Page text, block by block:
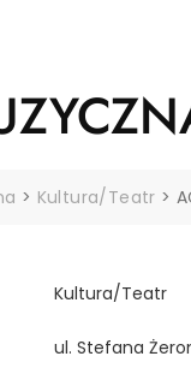
> Kultura/Teatr >
Kultura/Teatr
ul. Stefana